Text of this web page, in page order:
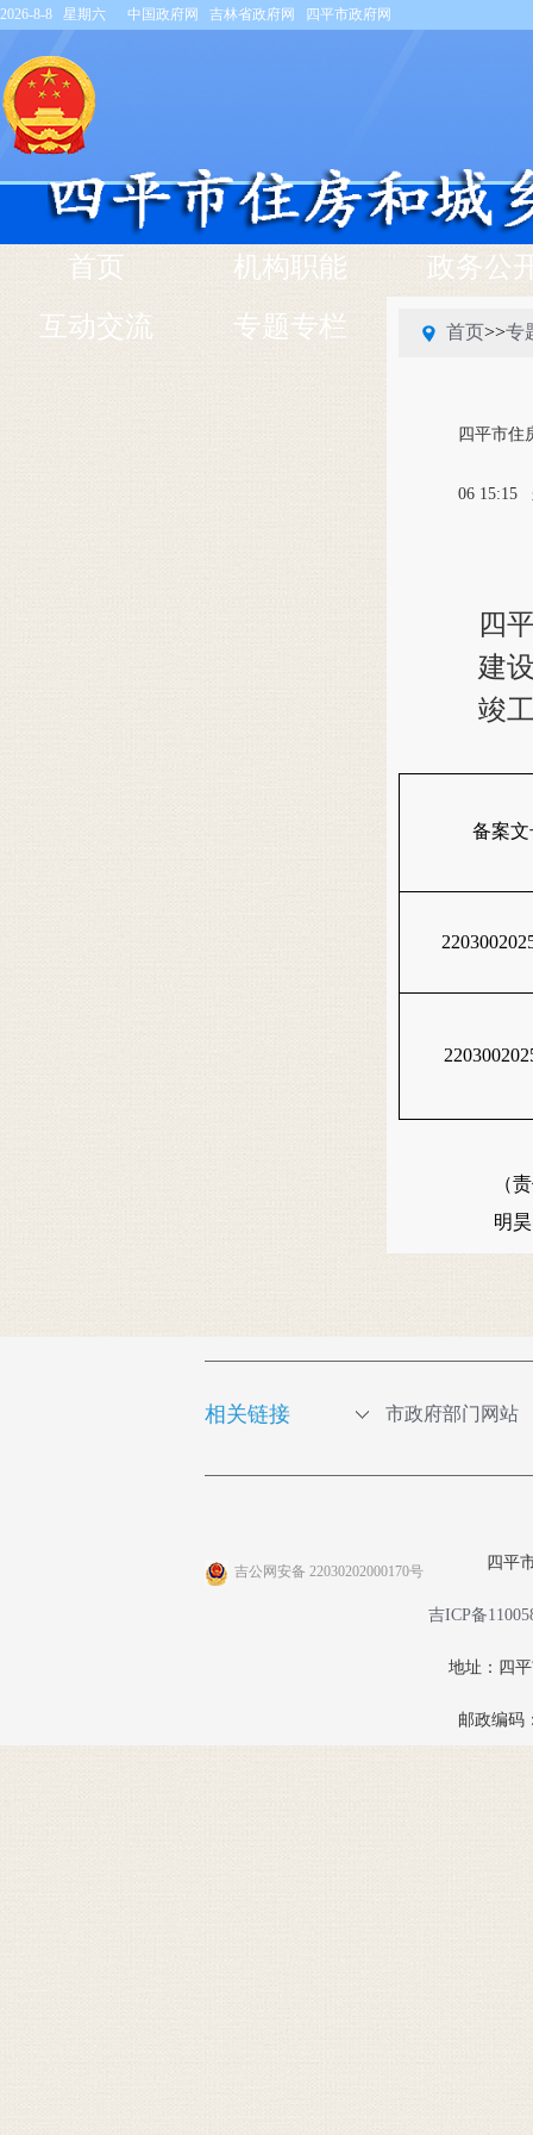
2026-8-8 星期六 中国政府网 吉林省政府网 四平市政府网
首页 机构职能
政务公
互动交流
专题专栏 首页>>专
四平市住
06 15:15
四
建
竣
备案文
（
明
相关链接 市政府部门网站
吉公网安备 22030202000170号 四平
吉ICP备
地址：四
邮政编码